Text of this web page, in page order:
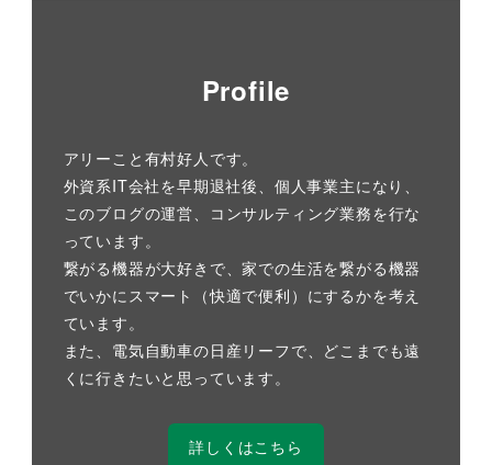
Profile
アリーこと有村好人です。
外資系IT会社を早期退社後、個人事業主になり、
このブログの運営、コンサルティング業務を行な
っています。
繋がる機器が大好きで、家での生活を繋がる機器
でいかにスマート（快適で便利）にするかを考え
ています。
また、電気自動車の日産リーフで、どこまでも遠
くに行きたいと思っています。
詳しくはこちら